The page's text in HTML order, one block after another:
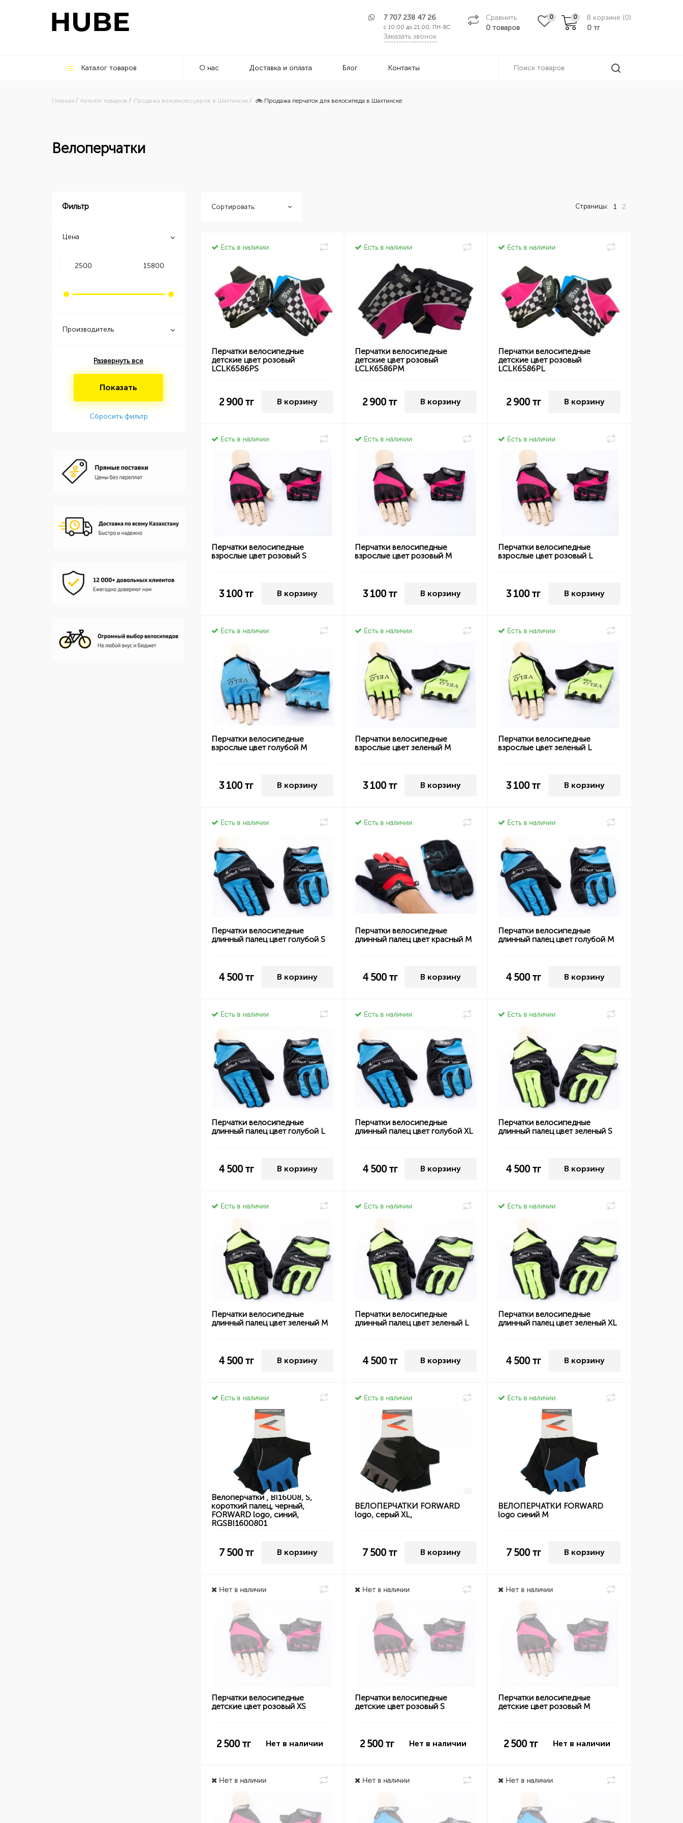
7 707 238 47 26
с 10:00 до 21:00, ПН-ВС
Заказать звонок
Сравнить
0 товаров
0 0 В корзине (0)
0 тг
Каталог товаров О нас Доставка и оплата Блог Контакты
Главная Каталог товаров Продажа велоаксессуаров в Шахтинске 🚲 Продажа перчаток для велосипеда в Шахтинске
Велоперчатки
Фильтр
Цена
Производитель
Развернуть все
Показать
Сбросить фильтр
Сортировать: Страницы: 1 2
Есть в наличии
Перчатки велосипедные
детские цвет розовый
LCLK6586PS
2 900тг В корзину
Есть в наличии
Перчатки велосипедные
детские цвет розовый
LCLK6586PM
2 900 тг В корзину
Есть в наличии
Перчатки велосипедные
детские цвет розовый
LCLK6586PL
2 900тг В корзину
Есть в наличии
Перчатки велосипедные
взрослые цвет розовый S
3 100 тг В корзину
Есть в наличии
Перчатки велосипедные
взрослые цвет розовый M
3 100тг В корзину
Есть в наличии
Перчатки велосипедные
взрослые цвет розовый L
3 100 тг В корзину
Есть в наличии
Перчатки велосипедные
взрослые цвет голубой M
3 100 тг В корзину
Есть в наличии
Перчатки велосипедные
взрослые цвет зеленый M
3 100тг В корзину
Есть в наличии
Перчатки велосипедные
взрослые цвет зеленый L
3 100 тг В корзину
Есть в наличии
Перчатки велосипедные
длинный палец цвет голубой S
4 500 тг В корзину
Есть в наличии
Перчатки велосипедные
длинный палец цвет красный M
4 500тг В корзину
Есть в наличии
Перчатки велосипедные
длинный палец цвет голубой M
4 500 тг В корзину
Есть в наличии
Перчатки велосипедные
длинный палец цвет голубой L
4 500 тг В корзину
Есть в наличии
Перчатки велосипедные
длинный палец цвет голубой XL
4 500тг В корзину
Есть в наличии
Перчатки велосипедные
длинный палец цвет зеленый S
4 500 тг В корзину
Есть в наличии
Перчатки велосипедные
длинный палец цвет зеленый M
4 500 тг В корзину
Есть в наличии
Перчатки велосипедные
длинный палец цвет зеленый L
4 500тг В корзину
Есть в наличии
Перчатки велосипедные
длинный палец цвет зеленый XL
4 500 тг В корзину
Есть в наличии
Велоперчатки , BI16008, S,
короткий палец, черный,
FORWARD logo, синий,
RGSBI1600801
7 500тг В корзину
Есть в наличии
ВЕЛОПЕРЧАТКИ FORWARD
logo, серый XL,
7 500 тг В корзину
Есть в наличии
ВЕЛОПЕРЧАТКИ FORWARD
logo синий M
7 500тг В корзину
Нет в наличии
Перчатки велосипедные
детские цвет розовый XS
2 500тг Нет в наличии
Нет в наличии
Перчатки велосипедные
детские цвет розовый S
2 500 тг Нет в наличии
Нет в наличии
Перчатки велосипедные
детские цвет розовый M
2 500тг Нет в наличии
Нет в наличии Нет в наличии Нет в наличии